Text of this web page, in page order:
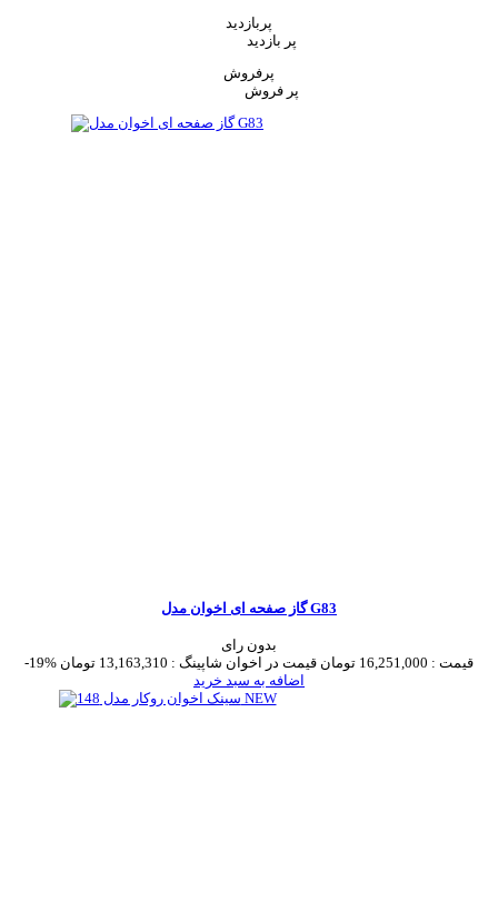
پربازدید
پر بازدید
پرفروش
گاز صفحه ای اخوان مدل G83
بدون رای
-19%
قیمت : 16,251,000 تومان قیمت در اخوان شاپینگ : 13,163,310 تومان
اضافه به سبد خرید